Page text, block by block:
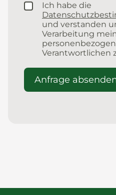
Ich habe die
und verstanden
Verarbeitung
Verantwortlichen